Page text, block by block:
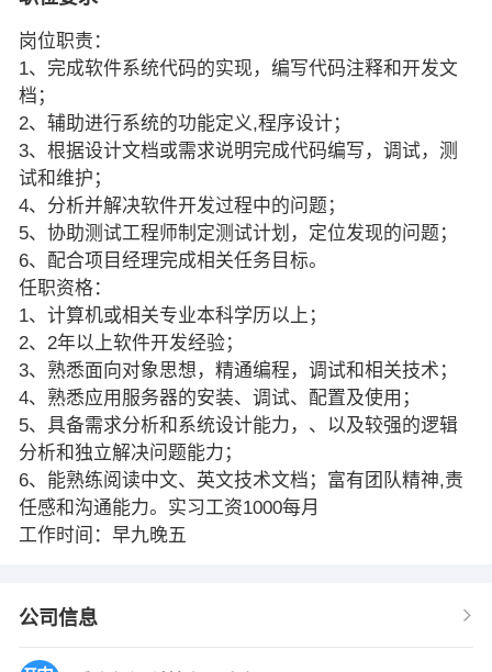
岗位职责：
1、完成软件系统代码的实现，编写代码注释和开发文
档；
2、辅助进行系统的功能定义,程序设计；
3、根据设计文档或需求说明完成代码编写，调试，测
试和维护；
4、分析并解决软件开发过程中的问题；
5、协助测试工程师制定测试计划，定位发现的问题；
6、配合项目经理完成相关任务目标。
任职资格：
1、计算机或相关专业本科学历以上；
2、2年以上软件开发经验；
3、熟悉面向对象思想，精通编程，调试和相关技术；
4、熟悉应用服务器的安装、调试、配置及使用；
5、具备需求分析和系统设计能力，、以及较强的逻辑
分析和独立解决问题能力；
6、能熟练阅读中文、英文技术文档；富有团队精神,责
任感和沟通能力。实习工资1000每月
工作时间：早九晚五
公司信息